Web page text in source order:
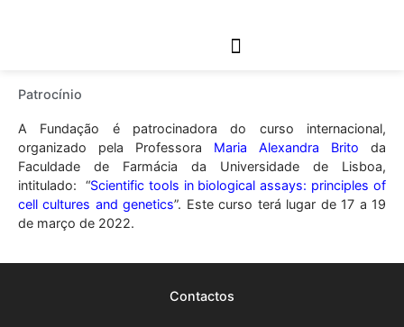
Patrocínio
A Fundação é patrocinadora do curso internacional,
organizado pela Professora
Maria Alexandra Brito
da
Faculdade de Farmácia da Universidade de Lisboa,
intitulado: “Scientific tools in biological assays: principles of
cell cultures and genetics”. Este curso terá lugar de 17 a 19
de março de 2022.
Contactos